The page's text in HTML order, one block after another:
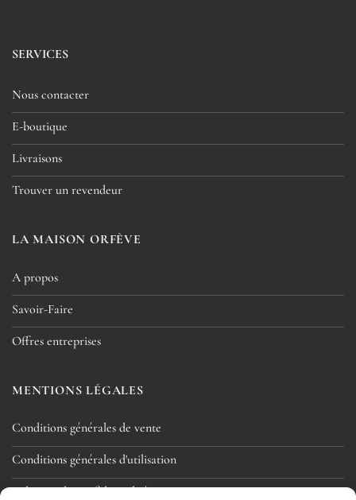
SERVICES
Nous contacter
E-boutique
Livraisons
Trouver un revendeur
LA MAISON ORFÈVE
A propos
Savoir-Faire
Offres entreprises
MENTIONS LÉGALES
Conditions générales de vente
Conditions générales d'utilisation
Politique de confidentialité